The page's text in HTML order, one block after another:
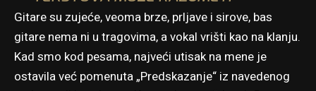
Gitare su zujeće, veoma brze, prljave i sirove, bas
gitare nema ni u tragovima, a vokal vrišti kao na klanju.
Kad smo kod pesama, najveći utisak na mene je
ostavila već pomenuta „Predskazanje“ iz navedenog